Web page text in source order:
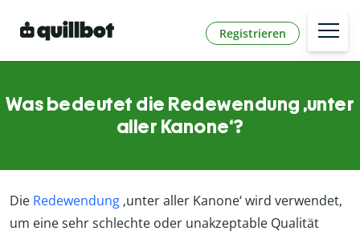
Registrieren
Was bedeutet die Redewendung ‚unter
aller Kanone‘?
Die Redewendung ‚unter aller Kanone‘ wird verwendet,
um eine sehr schlechte oder unakzeptable Qualität